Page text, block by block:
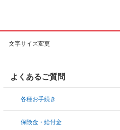
文字サイズ変更
よくあるご質問
各種お手続き
保険金・給付金